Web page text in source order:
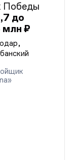
Победы
до
₽